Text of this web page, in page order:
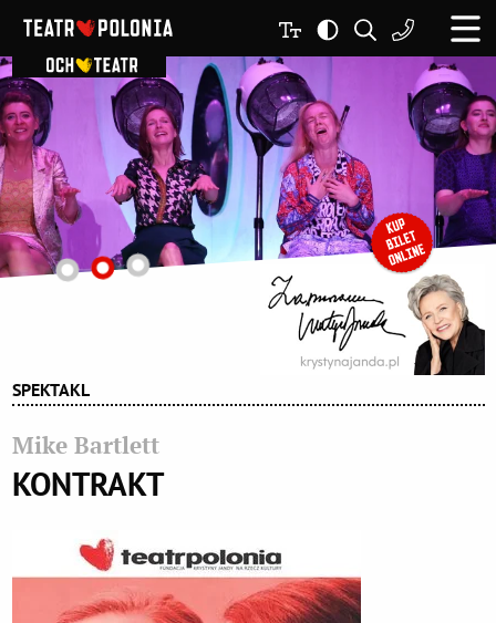
SPEKTAKL
Mike Bartlett
KONTRAKT